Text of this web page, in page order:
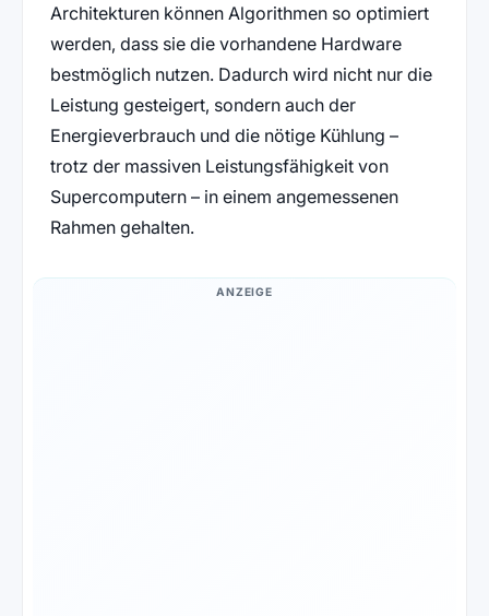
Architekturen können Algorithmen so optimiert
werden, dass sie die vorhandene Hardware
bestmöglich nutzen. Dadurch wird nicht nur die
Leistung gesteigert, sondern auch der
Energieverbrauch und die nötige Kühlung –
trotz der massiven Leistungsfähigkeit von
Supercomputern – in einem angemessenen
Rahmen gehalten.
ANZEIGE